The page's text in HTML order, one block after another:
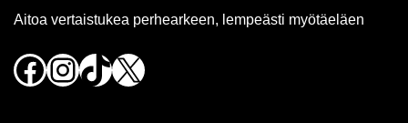
Aitoa vertaistukea perhearkeen, lempeästi myötäeläen
Facebook
Instagram
TikTok
X